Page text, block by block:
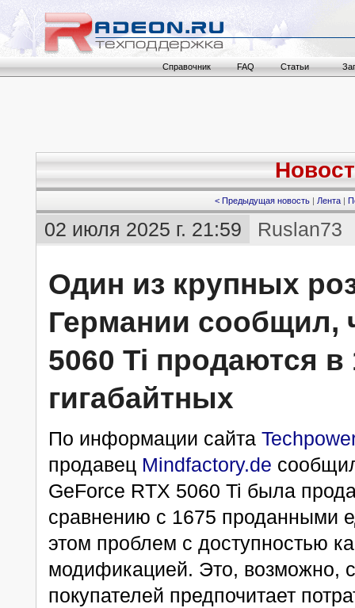
Справочник FAQ Статьи
< Предыдущая новость | Лента |
02 июля 2025 г. 21:59 Ruslan73
Один из крупных
Германии сообщил,
5060 Ti продаются в
гигабайтных
По информации сайта
продавец Mindfactory.de
GeForce RTX 5060 Ti была
сравнению с 1675 проданными
этом проблем с доступностью
модификацией. Это, возможно,
покупателей предпочитает